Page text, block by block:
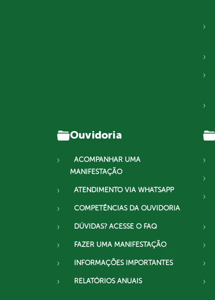
Ouvidoria
ACOMPANHAR UMA
MANIFESTAÇÃO
ATENDIMENTO VIA WHATSAPP
COMPETÊNCIAS DA OUVIDORIA
DÚVIDAS? ACESSE O FAQ
FAZER UMA MANIFESTAÇÃO
INFORMAÇÕES IMPORTANTES
RELATÓRIOS ANUAIS